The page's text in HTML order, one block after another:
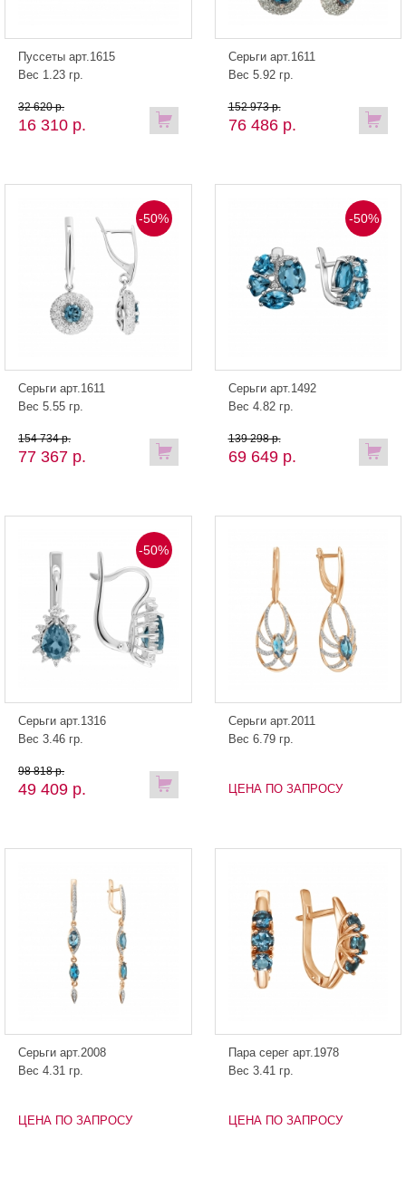
Пуссеты арт.1615
Вес 1.23 гр.
16 310 р.
32 620 р.
Серьги арт.1611
Вес 5.92 гр.
76 486 р.
152 973 р.
-50%
Серьги арт.1611
Вес 5.55 гр.
77 367 р.
154 734 р.
-50%
Серьги арт.1492
Вес 4.82 гр.
69 649 р.
139 298 р.
-50%
Серьги арт.1316
Вес 3.46 гр.
49 409 р.
98 818 р.
Серьги арт.2011
Вес 6.79 гр.
ЦЕНА ПО ЗАПРОСУ
Серьги арт.2008
Вес 4.31 гр.
ЦЕНА ПО ЗАПРОСУ
Пара серег арт.1978
Вес 3.41 гр.
ЦЕНА ПО ЗАПРОСУ